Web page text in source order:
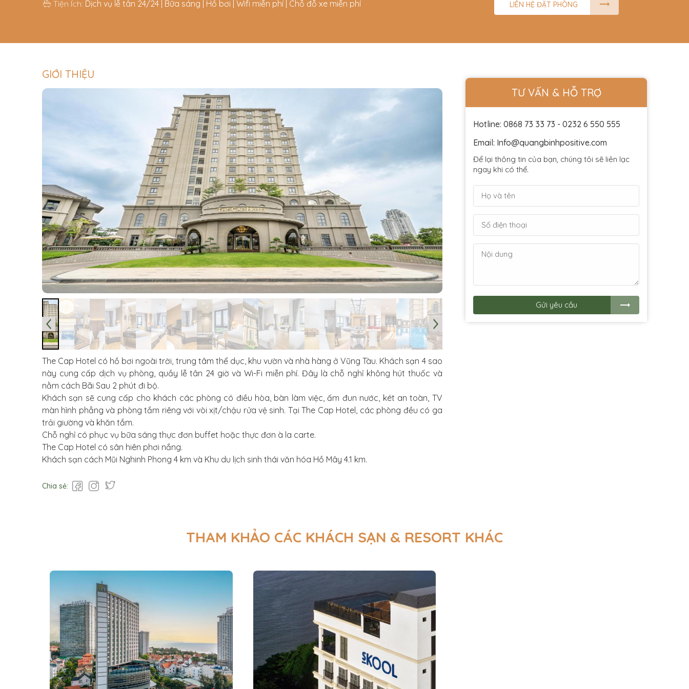
Tiện Ích: Dịch vụ lễ tân 24/24 | Bữa sáng | Hồ bơi | Wifi miễn phí | Chỗ đỗ xe miễn phí LIÊN HỆ ĐẶT PHÒNG
GIỚI THIỆU
The Cap Hotel có hồ bơi ngoài trời, trung tâm thể dục, khu vườn và nhà hàng ở Vũng Tàu. Khách sạn 4 sao
này cung cấp dịch vụ phòng, quầy lễ tân 24 giờ và Wi-Fi miễn phí. Đây là chỗ nghỉ không hút thuốc và
nằm cách Bãi Sau 2 phút đi bộ.
Khách sạn sẽ cung cấp cho khách các phòng có điều hòa, bàn làm việc, ấm đun nước, két an toàn, TV
màn hình phẳng và phòng tắm riêng với vòi xịt/chậu rửa vệ sinh. Tại The Cap Hotel, các phòng đều có ga
trải giường và khăn tắm.
Chỗ nghỉ có phục vụ bữa sáng thực đơn buffet hoặc thực đơn à la carte.
The Cap Hotel có sân hiên phơi nắng.
Khách sạn cách Mũi Nghinh Phong 4 km và Khu du lịch sinh thái văn hóa Hồ Mây 4.1 km.
Chia sẻ:
TƯ VẤN & HỖ TRỢ
Hotline: 0868 73 33 73 - 0232 6 550 555
Email: Info@quangbinhpositive.com
Để lại thông tin của bạn, chúng tôi sẽ liên lạc
ngay khi có thể.
Gửi yêu cầu
THAM KHẢO CÁC KHÁCH SẠN & RESORT KHÁC